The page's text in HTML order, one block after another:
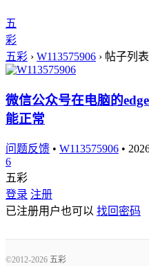
五
彩
五彩 › W113575906 › 帖子列表
微信公众号在电脑的
能正常
问题反馈 • W113575906 •
6
五彩
登录 注册
已注册用户也可以 找回密码
©2012-2026 五彩